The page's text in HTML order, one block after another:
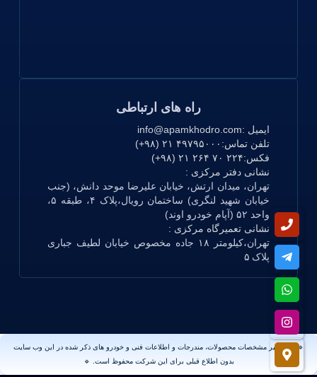
راه های ارتباطی
ایمیل :info@apamkhodro.com
تلفن تماس: ۴۹۷۹۵۰۰۰ ۲۱ (۹۸+)
فکس:۲۲۴ ۷۰ ۲۶۴ ۲۱ (۹۸+)
نشانی دفتر مرکزی :
تهران، میدان ارتش، خیابان علیرضا موحد دانش، (جنب
خیابان شهید لنگری)
ساختمان رویال،پلاک ۴، طبقه ۵،
واحد ۵۲ (آپام خودرو اوند)
نشانی تعمیرگاه مرکزی :
تهران،کیلومتر ۱۸ جاده مخصوص خیابان لطیف جباری
پلاک ۵
🔹 حق تغییر مشخصات محصولات، مندرجات و اطلاعات فنی و خودرو های ذکر شده در این وب سایت
بدون اطلاع قبلی برای این شرکت محفوظ است. 🔹